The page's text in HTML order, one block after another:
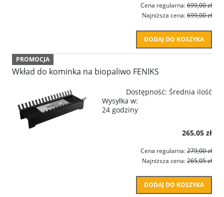
Cena regularna:699,00 zł
Najniższa cena:699,00 zł
DODAJ DO KOSZYKA
Wkład do kominka na biopaliwo FENIKS
Dostępność: Średnia ilość
Wysyłka w:
24 godziny
265,05 zł
Cena regularna:279,00 zł
Najniższa cena:265,05 zł
DODAJ DO KOSZYKA
PROMOCJA